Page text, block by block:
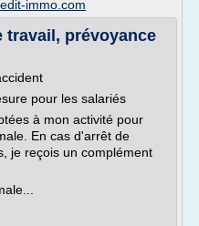
immo.com
travail, prévoyance
pour les salariés
à mon activité pour
En cas d'arrêt de
je reçois un complément